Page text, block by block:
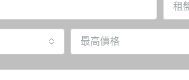
租
最高價格